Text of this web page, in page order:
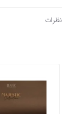
نظرات